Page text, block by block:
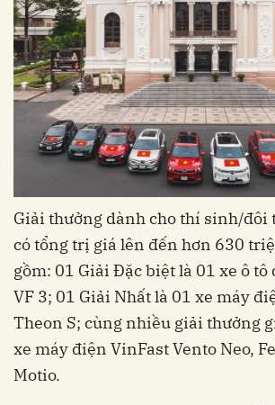
Giải thưởng dành cho thí sinh/đôi
có tổng trị giá lên đến hơn 630
gồm: 01 Giải Đặc biệt là 01 xe ô
VF 3; 01 Giải Nhất là 01 xe máy
Theon S; cùng nhiều giải thưởng
xe máy điện VinFast Vento Neo,
Motio.